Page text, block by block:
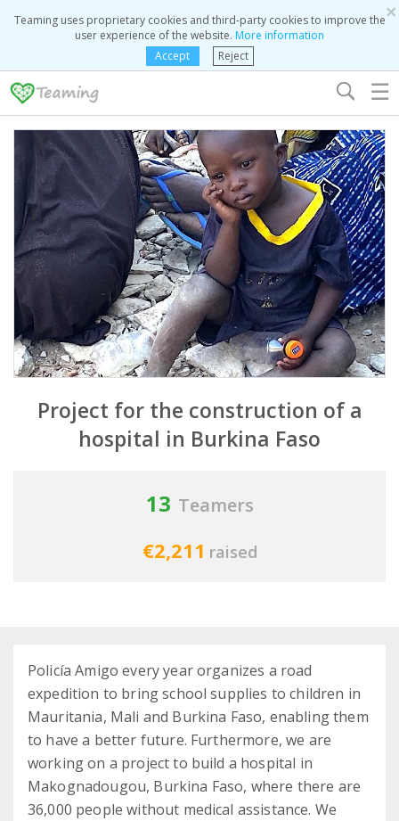
×
Teaming uses proprietary cookies and third-party cookies to improve the
user experience of the website. More information
Accept
Reject
☰
Project for the construction of a
hospital in Burkina Faso
13 Teamers
€2,211 raised
Policía Amigo every year organizes a road
expedition to bring school supplies to children in
Mauritania, Mali and Burkina Faso, enabling them
to have a better future. Furthermore, we are
working on a project to build a hospital in
Makognadougou, Burkina Faso, where there are
36,000 people without medical assistance. We